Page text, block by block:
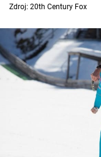
Cool Esport
Pořady
TV Program
Sledujte prima+
Zdroj: 20th Century Fox